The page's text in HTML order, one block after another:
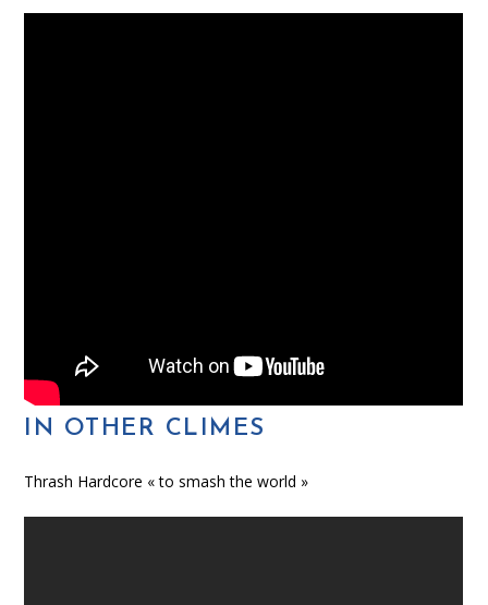
IN OTHER CLIMES
Thrash Hardcore « to smash the world »